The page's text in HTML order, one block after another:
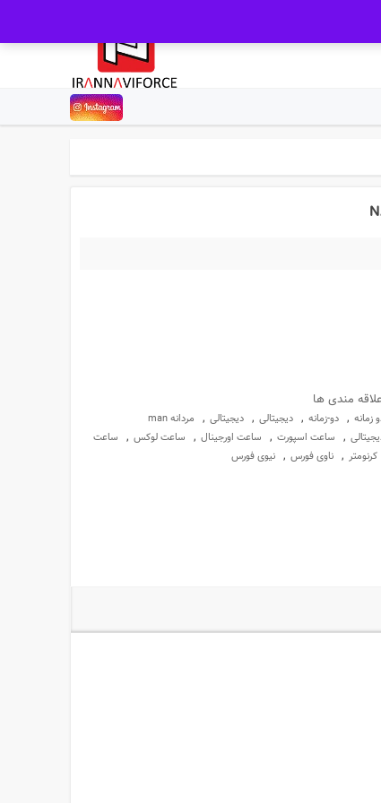
مندی ها
زمانه , دو-زمانه , دیجیتالی , دیجیتالی , مردانه man
, ساعت اسپورت , ساعت اورجینال , ساعت لوکس , ساعت
کرنومتر , ناوی فورس , نیوی فورس